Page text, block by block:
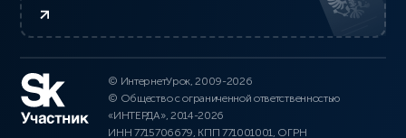
© ИнтернетУрок, 2009-2026
© Общество с ограниченной ответственностью
«ИНТЕРДА», 2014-2026
ИНН 7715706679, КПП 771001001, ОГРН